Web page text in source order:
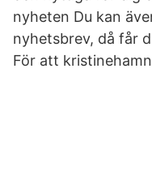
nyheten Du kan
nyhetsbrev, då får
För att